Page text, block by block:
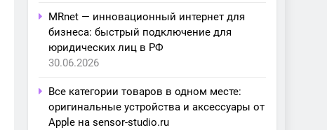
MRnet — инновационный интернет для
бизнеса: быстрый подключение для
юридических лиц в РФ
30.06.2026
Все категории товаров в одном месте:
оригинальные устройства и аксессуары от
Apple на sensor-studio.ru